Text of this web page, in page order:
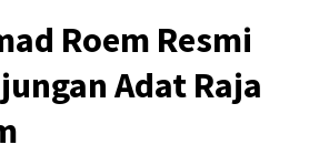
Roem Resmi
Adat Raja